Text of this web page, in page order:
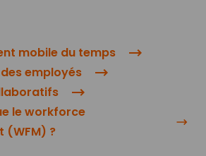
mobile du temps
employés
le workforce
(WFM) ?